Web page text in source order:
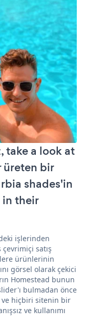
take a look at
üreten bir
shades'in
in their
işlerinden
satış
ürünlerinin
görsel olarak çekici
Homestead bunun
bulmadan önce
hiçbiri sitenin bir
ve kullanımı